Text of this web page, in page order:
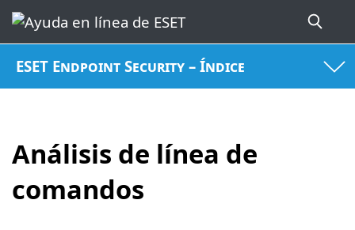
ESET Endpoint Security – Índice
Análisis de línea de
comandos